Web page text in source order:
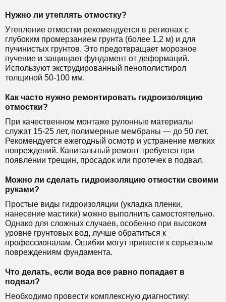
Нужно ли утеплять отмостку?
Утепление отмостки рекомендуется в регионах с
глубоким промерзанием грунта (более 1,2 м) и для
пучинистых грунтов. Это предотвращает морозное
пучение и защищает фундамент от деформаций.
Используют экструдированный пенополистирол
толщиной 50-100 мм.
Как часто нужно ремонтировать гидроизоляцию
отмостки?
При качественном монтаже рулонные материалы
служат 15-25 лет, полимерные мембраны — до 50 лет.
Рекомендуется ежегодный осмотр и устранение мелких
повреждений. Капитальный ремонт требуется при
появлении трещин, просадок или протечек в подвал.
Можно ли сделать гидроизоляцию отмостки своими
руками?
Простые виды гидроизоляции (укладка пленки,
нанесение мастики) можно выполнить самостоятельно.
Однако для сложных случаев, особенно при высоком
уровне грунтовых вод, лучше обратиться к
профессионалам. Ошибки могут привести к серьезным
повреждениям фундамента.
Что делать, если вода все равно попадает в
подвал?
Необходимо провести комплексную диагностику: